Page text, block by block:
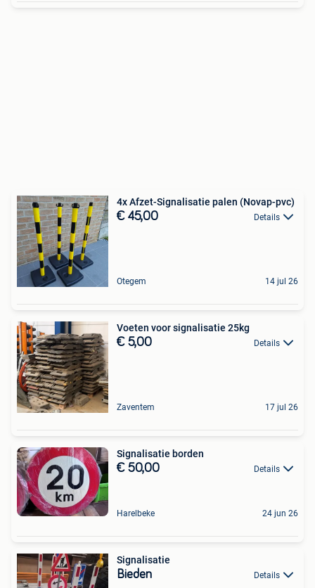
4x Afzet-Signalisatie palen (Novap-pvc)
€ 45,00 Details
Otegem 14 jul 26
Voeten voor signalisatie 25kg
€ 5,00 Details
Zaventem 17 jul 26
Signalisatie borden
€ 50,00 Details
Harelbeke 24 jun 26
Signalisatie
Bieden Details